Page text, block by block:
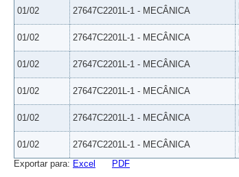
01/02 27647C2201L-1 - MECÂNICA
01/02 27647C2201L-1 - MECÂNICA
01/02 27647C2201L-1 - MECÂNICA
01/02 27647C2201L-1 - MECÂNICA
01/02 27647C2201L-1 - MECÂNICA
01/02 27647C2201L-1 - MECÂNICA
Exportar para: Excel PDF